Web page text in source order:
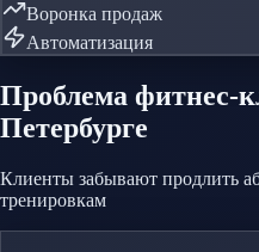
Воронка продаж
Автоматизация
Проблема фитнес-
Петербурге
Клиенты забывают продлить
тренировкам